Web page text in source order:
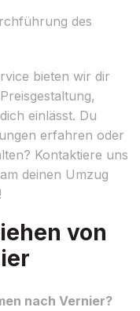
des
bieten wir dir
einlässt. Du
erfahren oder
Kontaktiere uns
deinen Umzug
von
nach Vernier?